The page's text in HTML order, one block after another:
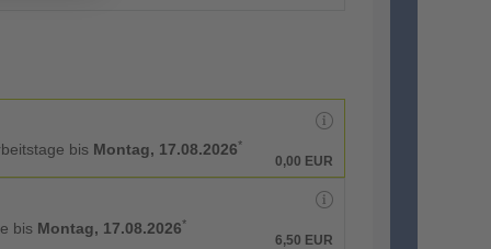
bis Montag, 17.08.2026*
0,00 EUR
bis Montag, 17.08.2026*
6,50 EUR